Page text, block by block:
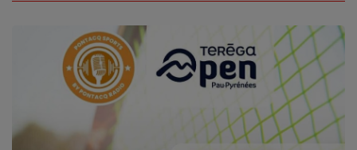
C'ÉTAIT QUOI CE TITRE ?
PODCASTS - SAISON 2026/2027